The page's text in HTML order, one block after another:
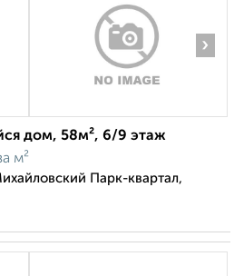
›
дом, 58м², 6/9 этаж
м²
Парк-квартал,